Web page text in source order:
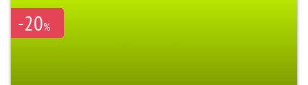
-20%